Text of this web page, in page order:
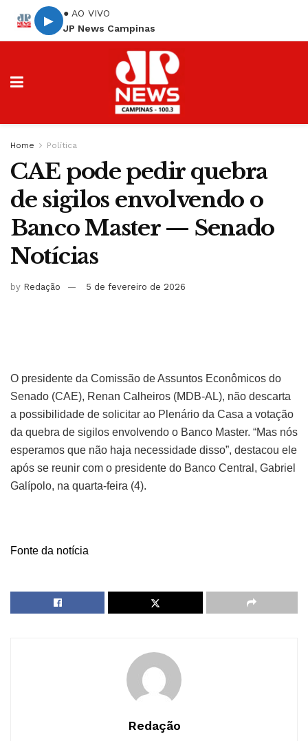
▶
● AO VIVO
JP News Campinas
Home Política
CAE pode pedir quebra
de sigilos envolvendo o
Banco Master — Senado
Notícias
by Redação 5 de fevereiro de 2026
O presidente da Comissão de Assuntos Econômicos do
Senado (CAE), Renan Calheiros (MDB-AL), não descarta
a possibilidade de solicitar ao Plenário da Casa a votação
da quebra de sigilos envolvendo o Banco Master. “Mas nós
esperamos que não haja necessidade disso”, destacou ele
após se reunir com o presidente do Banco Central, Gabriel
Galípolo, na quarta-feira (4).
Fonte da notícia
Redação